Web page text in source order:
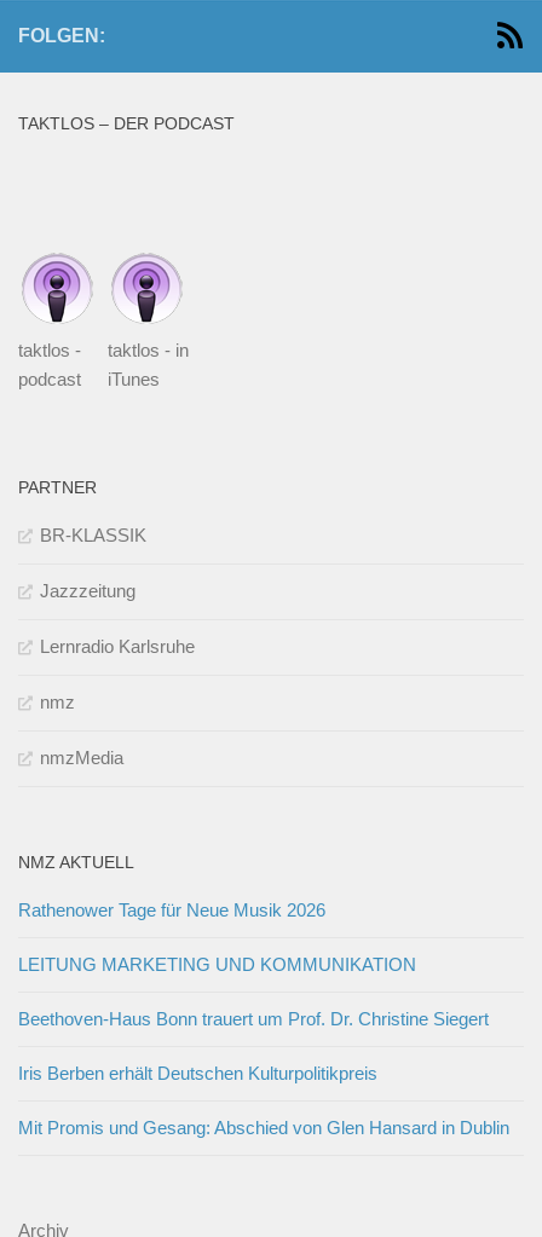
FOLGEN:
TAKTLOS – DER PODCAST
taktlos -
podcast
taktlos - in
iTunes
PARTNER
BR-KLASSIK
Jazzzeitung
Lernradio Karlsruhe
nmz
nmzMedia
NMZ AKTUELL
Rathenower Tage für Neue Musik 2026
LEITUNG MARKETING UND KOMMUNIKATION
Beethoven-Haus Bonn trauert um Prof. Dr. Christine Siegert
Iris Berben erhält Deutschen Kulturpolitikpreis
Mit Promis und Gesang: Abschied von Glen Hansard in Dublin
Archiv